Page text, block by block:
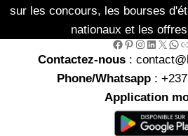
sur les concours, les bourses
nationaux et les
Facebook Pinterest Instagram LinkedIn X WhatsApp Link
Contactez-nous :
Phone/Whatsapp: +237
Application